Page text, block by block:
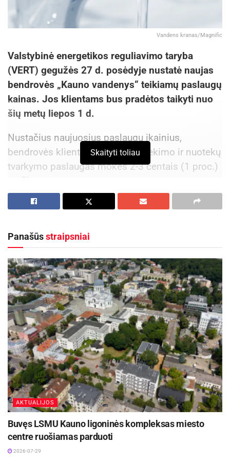
Vandens kranas/Magnific
Valstybinė energetikos reguliavimo taryba
(VERT) gegužės 27 d. posėdyje nustatė naujas
bendrovės „Kauno vandenys“ teikiamų paslaugų
kainas. Jos klientams bus pradėtos taikyti nuo
šių metų liepos 1 d.
Nustačius naujuosius paslaugų įkainius,
bendrovės klientai už vandens tiekimo ir nuotekų
tvarkymo paslaugas mokės 2-3 centais (1 proc.)
mažiau.
Aktualios naujienos
Skelbiami nauji finansavimo kvietimai
elektromobilių įsigijimui šalyje skatinti
Istorinio Kurhauzo Kaune atgimimas: duris
atvers jau šį rudenį
2026-07-29
Butų gyventojams tarifas už geriamojo vandens
tiekimo ir nuotekų tvarkymo paslaugas mažės
nuo 2,49 iki 2,47 Eur/m3(su PVM), individualių
namų gyventojams nuo 2,46 iki 2,43 Eur/m3 (su
PVM), o įmonėms – nuo 2,57 iki 2,54 Eur/m3(su
PVM).
Nepaisant augančių bendrovės veiklai užtikrinti
reikalingų sąnaudų, teikiamų paslaugų įkainius
Skaityti toliau
Panašūsstraipsniai
AKTUALIJOS
Buvęs LSMU Kauno ligoninės kompleksas miesto
centre ruošiamas parduoti
2026-07-29